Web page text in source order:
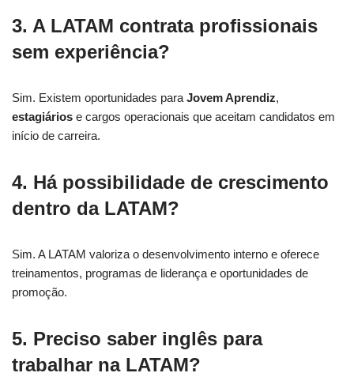
3. A LATAM contrata profissionais
sem experiência?
Sim. Existem oportunidades para Jovem Aprendiz,
estagiários e cargos operacionais que aceitam candidatos em
início de carreira.
4. Há possibilidade de crescimento
dentro da LATAM?
Sim. A LATAM valoriza o desenvolvimento interno e oferece
treinamentos, programas de liderança e oportunidades de
promoção.
5. Preciso saber inglês para
trabalhar na LATAM?